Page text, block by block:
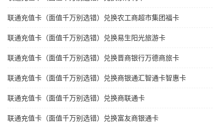
联通充值卡（面值千万别选错）兑换农工商超市集团福卡
联通充值卡（面值千万别选错）兑换易生阳光旅游卡
联通充值卡（面值千万别选错）兑换晋商银行万德商旅卡
联通充值卡（面值千万别选错）兑换商银通汇智通卡智惠卡
联通充值卡（面值千万别选错）兑换商联通卡
联通充值卡（面值千万别选错）兑换富友商银通卡